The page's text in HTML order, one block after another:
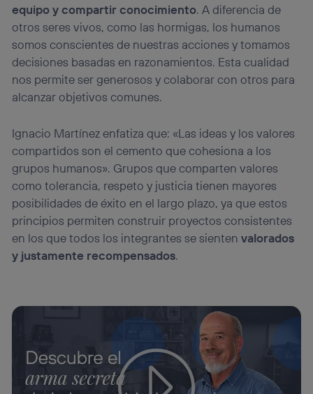
equipo y compartir conocimiento. A diferencia de
otros seres vivos, como las hormigas, los humanos
somos conscientes de nuestras acciones y tomamos
decisiones basadas en razonamientos. Esta cualidad
nos permite ser generosos y colaborar con otros para
alcanzar objetivos comunes.
Ignacio Martínez enfatiza que: «Las ideas y los valores
compartidos son el cemento que cohesiona a los
grupos humanos». Grupos que comparten valores
como tolerancia, respeto y justicia tienen mayores
posibilidades de éxito en el largo plazo, ya que estos
principios permiten construir proyectos consistentes
en los que todos los integrantes se sientenvalorados
y justamente recompensados.
Puedes gestionar los consentimientos Utiq seleccionando
“Administrar Utiq” en la parte inferior de esta página web o
visitando el
portal de privacidad de Utiq
(“consenthub”). Para más información, consulta
la política de privacidad de Utiq.